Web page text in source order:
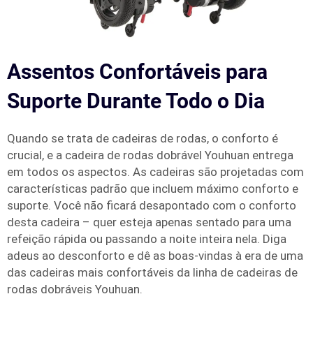
Assentos Confortáveis para
Suporte Durante Todo o Dia
Quando se trata de cadeiras de rodas, o conforto é
crucial, e a cadeira de rodas dobrável Youhuan entrega
em todos os aspectos. As cadeiras são projetadas com
características padrão que incluem máximo conforto e
suporte. Você não ficará desapontado com o conforto
desta cadeira – quer esteja apenas sentado para uma
refeição rápida ou passando a noite inteira nela. Diga
adeus ao desconforto e dê as boas-vindas à era de uma
das cadeiras mais confortáveis da linha de cadeiras de
rodas dobráveis Youhuan.